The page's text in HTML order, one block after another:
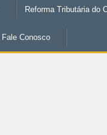
Reforma Tributária do
Fale Conosco